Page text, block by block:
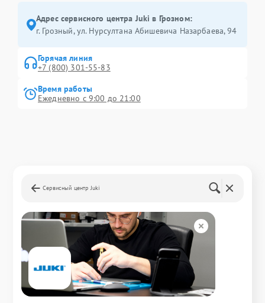
Адрес сервисного центра Juki в Грозном:
г. Грозный, ул. Нурсултана Абишевича Назарбаева, 94
Горячая линия
+7 (800) 301-55-83
Время работы
Ежедневно с 9:00 до 21:00
Сервисный центр Juki